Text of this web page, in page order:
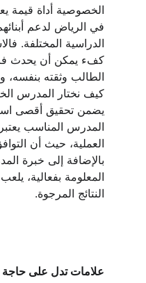
الخصوصية أداة قيمة
في الرياض لدعم
الدراسية المختلفة.
كفء يمكن أن يحدث
الطالب وثقته بنفسه،
كيف نختار المدرس
يضمن تحقيق أقصى
المدرس المناسب
العملية، حيث أن
بالإضافة إلى خبرة
المعلومة بفعالية،
النتائج المرجوة.
علامات تدل على